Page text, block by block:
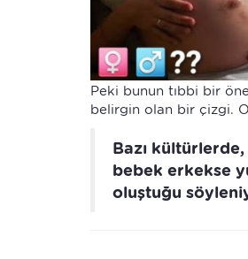
Peki bunun tıbbi bir
belirgin olan bir çizgi.
Bazı
bebek erkekse
oluştuğu